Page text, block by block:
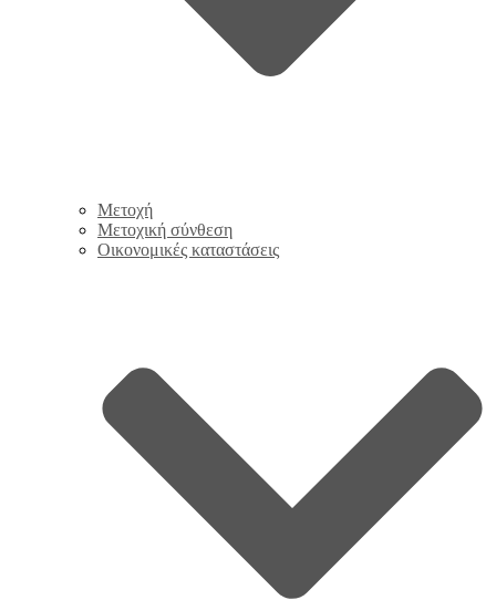
Μετοχή
Μετοχική σύνθεση
Οικονομικές καταστάσεις